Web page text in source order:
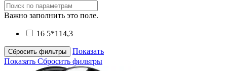
Важно заполнить это поле.
16 5*114,3
Сбросить фильтры
Показать
Показать Сбросить фильтры